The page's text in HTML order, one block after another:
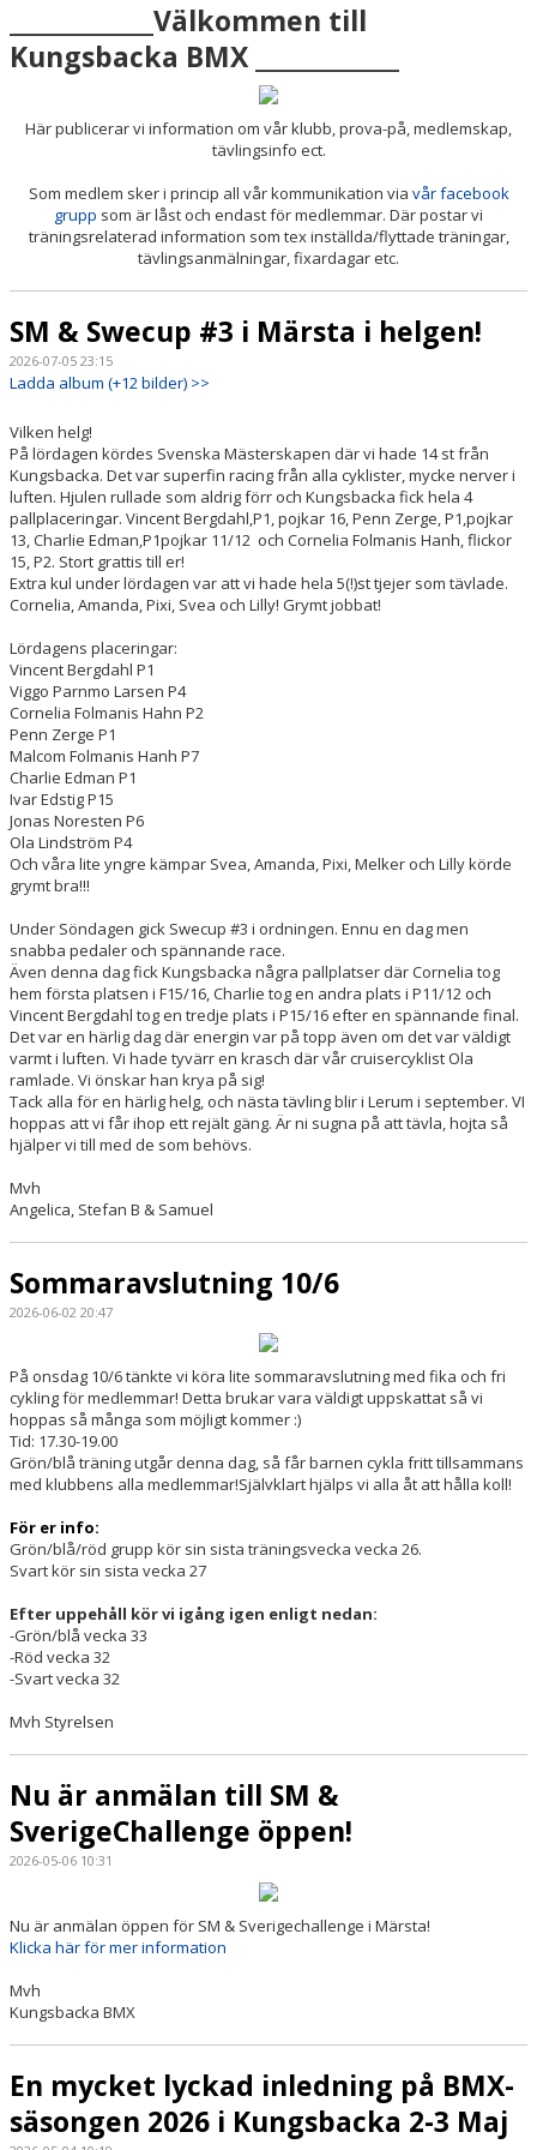
SKAFFA CYKELLICENS
SPORTSTIMING- TÄVLINGSKALENDER/ANMÄLAN
____________Välkommen till
Kungsbacka BMX ____________
Här publicerar vi information om vår klubb, prova-på, medlemskap,
tävlingsinfo ect.
Som medlem sker i princip all vår kommunikation via vår facebook
grupp som är låst och endast för medlemmar. Där postar vi
träningsrelaterad information som tex inställda/flyttade träningar,
tävlingsanmälningar, fixardagar etc.
SM & Swecup #3 i Märsta i helgen!
2026-07-05 23:15
Ladda album (+12 bilder) >>
Vilken helg!
På lördagen kördes Svenska Mästerskapen där vi hade 14 st från
Kungsbacka. Det var superfin racing från alla cyklister, mycke nerver i
luften. Hjulen rullade som aldrig förr och Kungsbacka fick hela 4
pallplaceringar. Vincent Bergdahl,P1, pojkar 16, Penn Zerge, P1,pojkar
13, Charlie Edman,P1pojkar 11/12 och Cornelia Folmanis Hanh, flickor
15, P2. Stort grattis till er!
Extra kul under lördagen var att vi hade hela 5(!)st tjejer som tävlade.
Cornelia, Amanda, Pixi, Svea och Lilly! Grymt jobbat!
Lördagens placeringar:
Vincent Bergdahl P1
Viggo Parnmo Larsen P4
Cornelia Folmanis Hahn P2
Penn Zerge P1
Malcom Folmanis Hanh P7
Charlie Edman P1
Ivar Edstig P15
Jonas Noresten P6
Ola Lindström P4
Och våra lite yngre kämpar Svea, Amanda, Pixi, Melker och Lilly körde
grymt bra!!!
Under Söndagen gick Swecup #3 i ordningen. Ennu en dag men
snabba pedaler och spännande race.
Även denna dag fick Kungsbacka några pallplatser där Cornelia tog
hem första platsen i F15/16, Charlie tog en andra plats i P11/12 och
Vincent Bergdahl tog en tredje plats i P15/16 efter en spännande final.
Det var en härlig dag där energin var på topp även om det var väldigt
varmt i luften. Vi hade tyvärr en krasch där vår cruisercyklist Ola
ramlade. Vi önskar han krya på sig!
Tack alla för en härlig helg, och nästa tävling blir i Lerum i september. VI
hoppas att vi får ihop ett rejält gäng. Är ni sugna på att tävla, hojta så
hjälper vi till med de som behövs.
Mvh
Angelica, Stefan B & Samuel
Sommaravslutning 10/6
2026-06-02 20:47
På onsdag 10/6 tänkte vi köra lite sommaravslutning med fika och fri
cykling för medlemmar! Detta brukar vara väldigt uppskattat så vi
hoppas så många som möjligt kommer :)
Tid: 17.30-19.00
Grön/blå träning utgår denna dag, så får barnen cykla fritt tillsammans
med klubbens alla medlemmar!Självklart hjälps vi alla åt att hålla koll!
För er info:
Grön/blå/röd grupp kör sin sista träningsvecka vecka 26.
Svart kör sin sista vecka 27
Efter uppehåll kör vi igång igen enligt nedan:
-Grön/blå vecka 33
-Röd vecka 32
-Svart vecka 32
Mvh Styrelsen
Nu är anmälan till SM &
SverigeChallenge öppen!
2026-05-06 10:31
Nu är anmälan öppen för SM & Sverigechallenge i Märsta!
Klicka här för mer information
Mvh
Kungsbacka BMX
En mycket lyckad inledning på BMX-
säsongen 2026 i Kungsbacka 2-3 Maj